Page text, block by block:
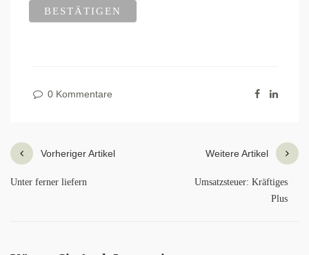
0 Kommentare
Vorheriger Artikel
Unter ferner liefern
Weitere Artikel
Umsatzsteuer: Kräftiges
Plus